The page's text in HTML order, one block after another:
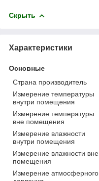
Скрыть
Характеристики
Основные
Страна производитель
Измерение температуры
внутри помещения
Измерение температуры
вне помещения
Измерение влажности
внутри помещения
Измерение влажности вне
помещения
Измерение атмосферного